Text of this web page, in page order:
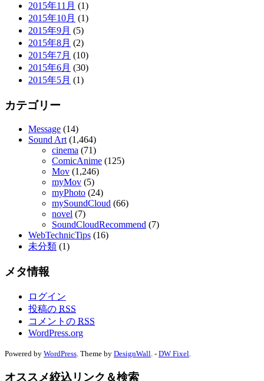
2015年11月 (1)
2015年10月 (1)
2015年9月 (5)
2015年8月 (2)
2015年7月 (10)
2015年6月 (30)
2015年5月 (1)
カテゴリー
Message (14)
Sound Art(1,464)
cinema (71)
ComicAnime (125)
Mov (1,246)
myMov (5)
myPhoto (24)
mySoundCloud (66)
novel (7)
SoundCloudRecommend (7)
WebTechnicTips (16)
未分類 (1)
メタ情報
ログイン
投稿の RSS
コメントの RSS
WordPress.org
Powered by WordPress . Theme by DesignWall . - DW Fixel
オススメ絞込リンク＆検索